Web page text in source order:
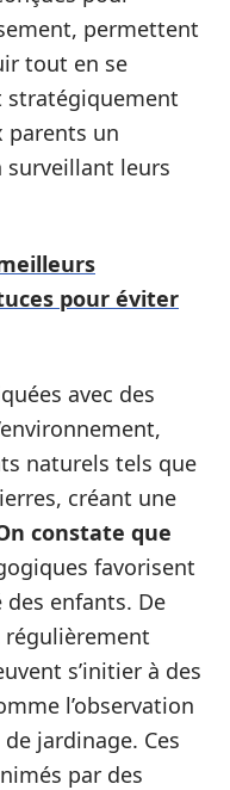
permettent
tout en se
stratégiquement
parents un
leurs
pour éviter
avec des
naturels tels que
créant une
constate que
favorisent
enfants. De
s’initier à des
l’observation
jardinage. Ces
par des